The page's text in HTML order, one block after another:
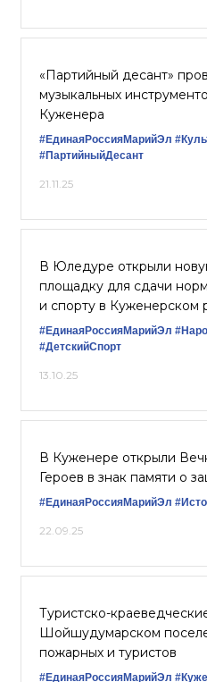
«Партийный десант»
музыкальных
Куженера
#ЕдинаяРоссияМарийЭл
#ПартийныйДесант
21.11.25
В Юледуре открыли
площадку для сдачи
и спорту в Куженерском
#ЕдинаяРоссияМарийЭл
#ДетскийСпорт
13.10.25
В Куженере открыли
Героев в знак памяти о
#ЕдинаяРоссияМарийЭл
22.09.25
Туристско-
Шойшудумарском
пожарных и туристов
#ЕдинаяРоссияМарийЭл